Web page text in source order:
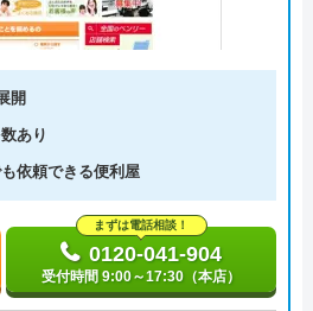
開
あり
依頼できる便利屋
まずは電話相談！
0120-041-904
受付時間 9:00～17:30（本店）